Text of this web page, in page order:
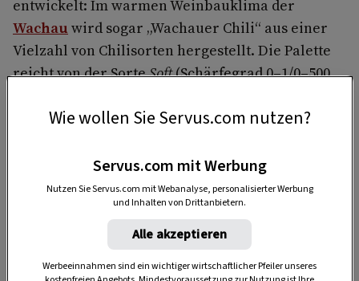
entwickelt: Im warmen Weinbauklima der
Wachau wird sogar „Wachauer Chili“ aus einer
Vielzahl von Chilisorten hergestellt. Die Palette
reicht von der SorteSoft(Schärfegrad 0–1/0–500
(Schärfegrad 10+/500.000–1.500.000 Scoville).
Wie wollen Sie Servus.com nutzen?
Servus.com mit Werbung
Nutzen Sie Servus.com mit Webanalyse, personalisierter Werbung
und Inhalten von Drittanbietern.
Alle akzeptieren
Werbeeinnahmen sind ein wichtiger wirtschaftlicher Pfeiler unseres